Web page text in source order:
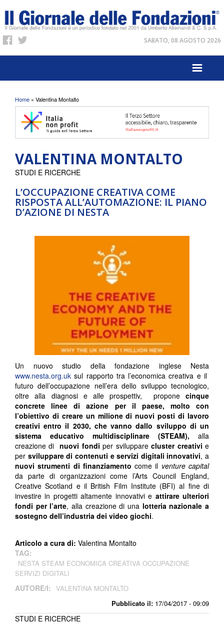
SABATO, 08 AGOSTO 2026
Tu sei qui
Home » Valentina Montalto
VALENTINA MONTALTO
L’OCCUPAZIONE CREATIVA COME
RISPOSTA ALL’AUTOMAZIONE: IL PIANO
D’AZIONE DI NESTA
Pubblicato il: 17/04/2017 - 09:09
STUDI E RICERCHE
Un nuovo studio della fondazione inglese Nesta
www.nesta.org.uk sul rapporto tra l’economica creativa e il
futuro dell’occupazione nell’era dello sviluppo tecnologico,
oltre alla diagnosi e alle prospettiv, propone cinque
concrete linee di azione per il paese, molto con
l’obiettivo di creare un milione di nuovi posti di lavoro
creativi entro il 2030, che vanno dallo sviluppo di un
sistema educativo multidisciplinare (STEAM), alla
creazione di nuovi fondi per svilupparecluster creativi e
per sviluppare di contenuti e servizi digitali innovativi, a
nuovi strumenti di finanziamento come il venture capital
da parte di organizzazioni come l’Arts Council England,
Creative Scotland e il British Film Institute (BFI) al fine di
investire in progetti altamente innovativi e attirare ulteriori
fondi per l’arte, alla creazione di una lotteria nazionale a
sostegno dell’industria dei video giochi.
Articolo a cura di: Valentina Montalto
TAG:
NESTA STEAM ECONOMICA CREATIVA OCCUPAZIONE
SERVIZI DIGITALI
AUTORE/I: VALENTINA MONTALTO
STUDI E RICERCHE